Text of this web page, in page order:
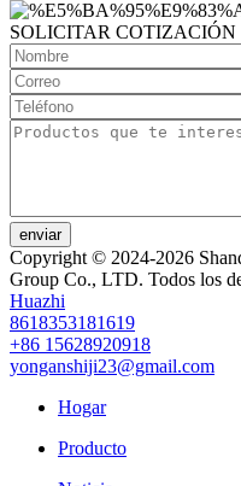
SOLICITAR COTIZACIÓN
enviar
Copyright © 2024-2026
Group Co., LTD. Todos los
Huazhi
8618353181619
+86 15628920918
yonganshiji23@gmail.com
Hogar
Producto